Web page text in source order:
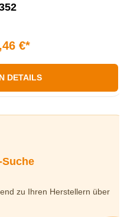
€*
DETAILS
zu Ihren Herstellern über